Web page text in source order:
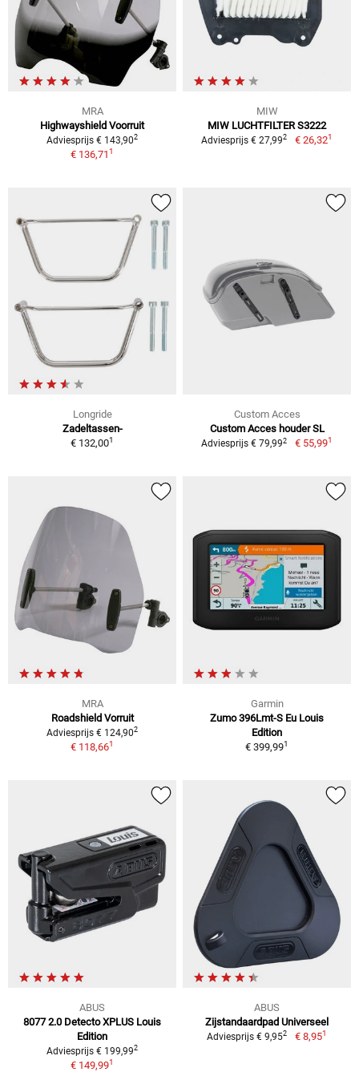
MRA
Highwayshield Voorruit
Adviesprijs € 143,902
€ 136,711
MIW
MIW LUCHTFILTER S3222
Adviesprijs € 27,992 € 26,321
Longride
Zadeltassen-
€ 132,001
Custom Acces
Custom Acces houder SL
Adviesprijs € 79,992 € 55,991
MRA
Roadshield Vorruit
Adviesprijs € 124,902
€ 118,661
Garmin
Zumo 396Lmt-S Eu Louis
Edition
€ 399,991
ABUS
8077 2.0 Detecto XPLUS Louis
Edition
Adviesprijs € 199,992
€ 149,991
ABUS
Zijstandaardpad Universeel
Adviesprijs € 9,952 € 8,951